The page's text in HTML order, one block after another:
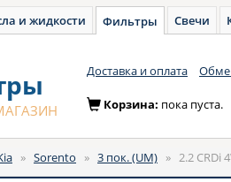
и жидкости Фильтры Свечи
Доставка и оплата
Корзина: пока пуста.
» Sorento » 3 пок. (UM) » 2.2 CRDi